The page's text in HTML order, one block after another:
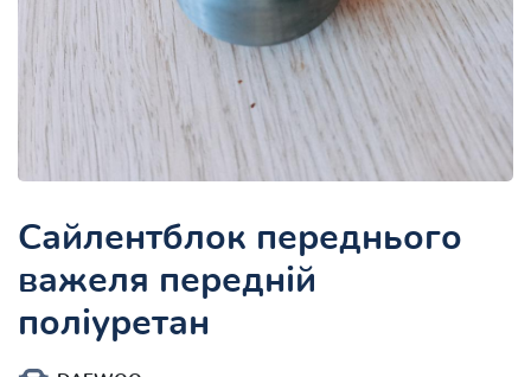
Сайлентблок переднього
важеля передній
поліуретан